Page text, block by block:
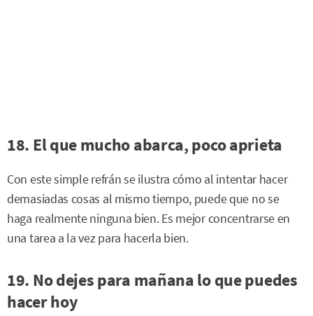
18. El que mucho abarca, poco aprieta
Con este simple refrán se ilustra cómo al intentar hacer
demasiadas cosas al mismo tiempo, puede que no se
haga realmente ninguna bien. Es mejor concentrarse en
una tarea a la vez para hacerla bien.
19. No dejes para mañana lo que puedes
hacer hoy